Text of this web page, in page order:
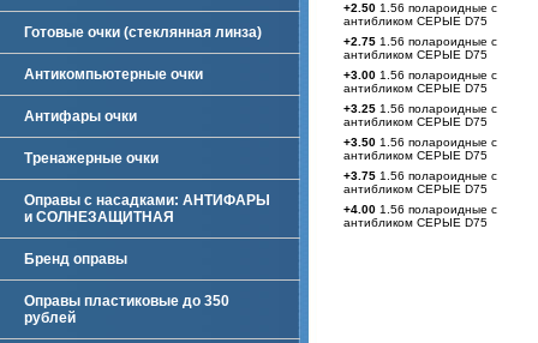
Готовые очки (стеклянная линза)
Антикомпьютерные очки
Антифары очки
Тренажерные очки
Оправы с насадками: АНТИФАРЫ
и СОЛНЕЗАЩИТНАЯ
Бренд оправы
Оправы пластиковые до 350
рублей
+2.50 1.56 полароидные с
антибликом СЕРЫЕ D75
+2.75 1.56 полароидные с
антибликом СЕРЫЕ D75
+3.00 1.56 полароидные с
антибликом СЕРЫЕ D75
+3.25 1.56 полароидные с
антибликом СЕРЫЕ D75
+3.50 1.56 полароидные с
антибликом СЕРЫЕ D75
+3.75 1.56 полароидные с
антибликом СЕРЫЕ D75
+4.00 1.56 полароидные с
антибликом СЕРЫЕ D75